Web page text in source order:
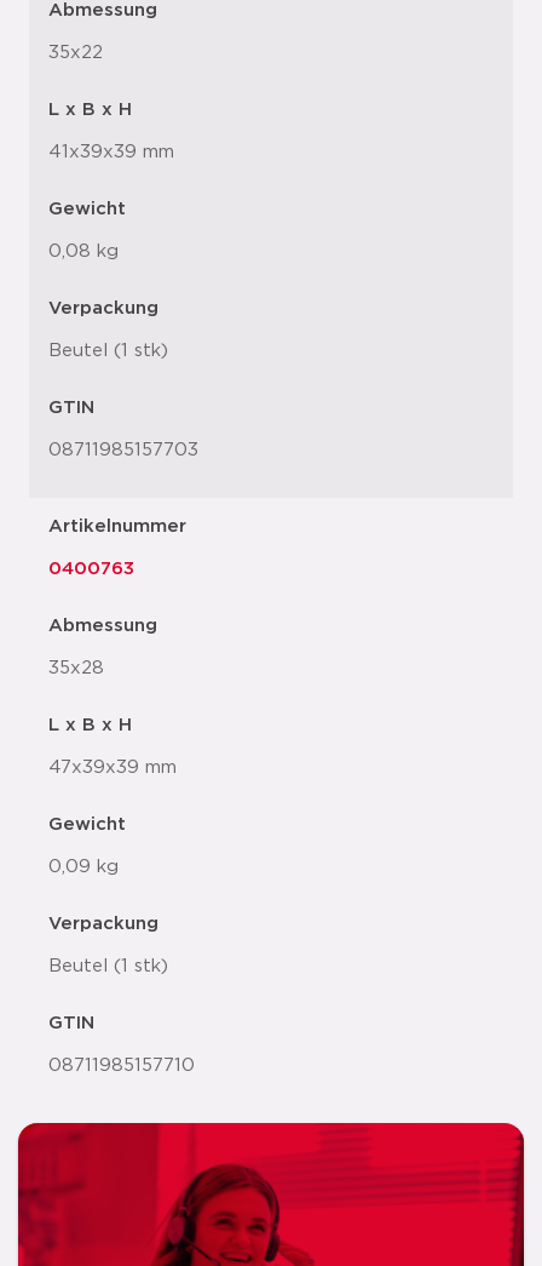
Abmessung
35x22
L x B x H
41x39x39 mm
Gewicht
0,08 kg
Verpackung
Beutel (1 stk)
GTIN
08711985157703
Artikelnummer
0400763
Abmessung
35x28
L x B x H
47x39x39 mm
Gewicht
0,09 kg
Verpackung
Beutel (1 stk)
GTIN
08711985157710